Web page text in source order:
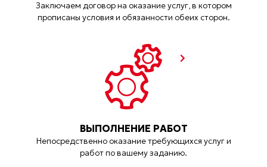
Заключаем договор на оказание услуг, в котором
прописаны условия и обязанности обеих сторон.
ВЫПОЛНЕНИЕ РАБОТ
Непосредственно оказание требующихся услуг и
работ по вашему заданию.